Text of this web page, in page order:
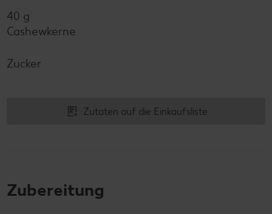
40 g
Cashewkerne
Zucker
Zutaten auf die Einkaufsliste
Zubereitung